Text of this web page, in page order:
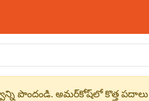
పొందండి. అమర్‌కోష్‌లో కొత్త